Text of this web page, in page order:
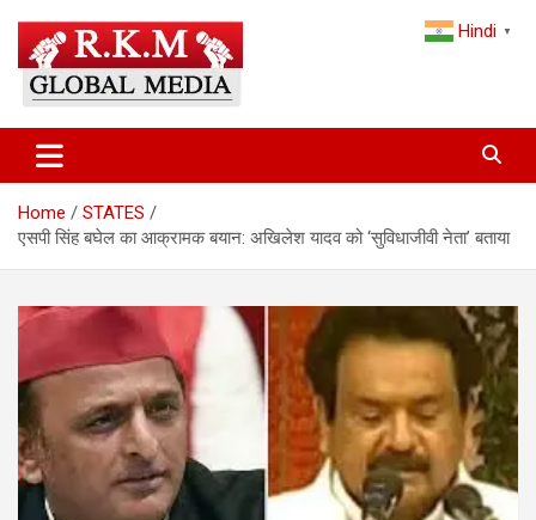
content
Latest Hindi News & Breaking
News – RKM Global Media
and the World
Home
STATES
एसपी सिंह बघेल का आक्रामक बयान: अखिलेश यादव को ‘सुविधाजीवी नेता’ बताया
Hindi ▼